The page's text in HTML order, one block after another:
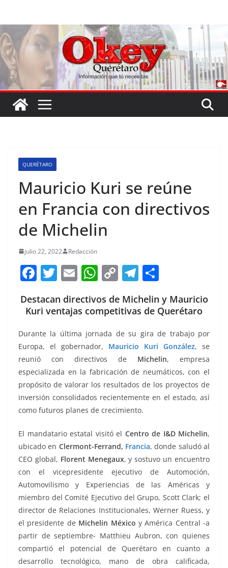
contenido
QUERÉTARO
Mauricio Kuri se reúne
en Francia con directivos
de Michelin
julio 22, 2022 Redacción
F
c
e
b
o
o
k
T
itt
er
E
ai
l
W
at
s
A
p
p
C
p
y
Li
n
k
T
e
gr
a
m
ar
e
Destacan directivos de Michelin y Mauricio
Kuri ventajas competitivas de Querétaro
Durante la última jornada de su gira de trabajo por
Europa, el gobernador, Mauricio Kuri González, se
reunió con directivos de Michelin, empresa
especializada en la fabricación de neumáticos, con el
propósito de valorar los resultados de los proyectos de
inversión consolidados recientemente en el estado, así
como futuros planes de crecimiento.
El mandatario estatal visitó el Centro de I&D Michelin,
ubicado en Clermont-Ferrand, Francia, donde saludó al
CEO global, Florent Menegaux, y sostuvo un encuentro
con el vicepresidente ejecutivo de Automoción,
Automovilismo y Experiencias de las Américas y
miembro del Comité Ejecutivo del Grupo, Scott Clark; el
director de Relaciones Institucionales, Werner Ruess, y
el presidente de Michelin México y América Central -a
partir de septiembre- Matthieu Aubron, con quienes
compartió el potencial de Querétaro en cuanto a
desarrollo tecnológico, mano de obra calificada,